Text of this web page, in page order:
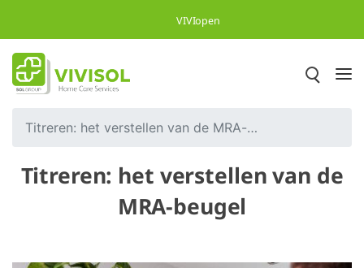
Overslaan en naar hoofdinhoud gaan
VIVIopen
Titreren: het verstellen van de MRA-beugel
Titreren: het verstellen van de
MRA-beugel